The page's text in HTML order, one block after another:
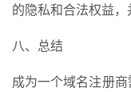
的隐私和合法权益，
八、总结
成为一个域名注册